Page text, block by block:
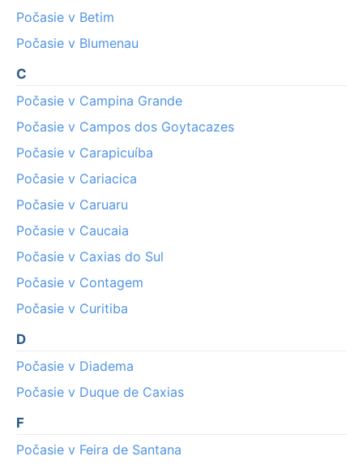
Počasie v Betim
Počasie v Blumenau
C
Počasie v Campina Grande
Počasie v Campos dos Goytacazes
Počasie v Carapicuíba
Počasie v Cariacica
Počasie v Caruaru
Počasie v Caucaia
Počasie v Caxias do Sul
Počasie v Contagem
Počasie v Curitiba
D
Počasie v Diadema
Počasie v Duque de Caxias
F
Počasie v Feira de Santana